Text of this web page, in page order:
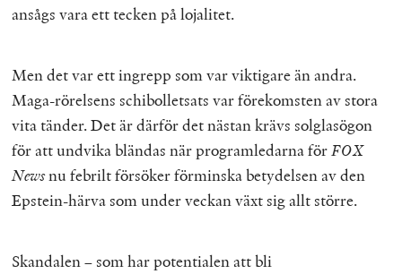
ansågs vara ett tecken på lojalitet.
Men det var ett ingrepp som var viktigare än andra.
Maga-rörelsens schibolletsats var förekomsten av stora
vita tänder. Det är därför det nästan krävs solglasögon
för att undvika bländas när programledarna förFOX
Newsnu febrilt försöker förminska betydelsen av den
Epstein-härva som under veckan växt sig allt större.
Skandalen – som har potentialen att bli